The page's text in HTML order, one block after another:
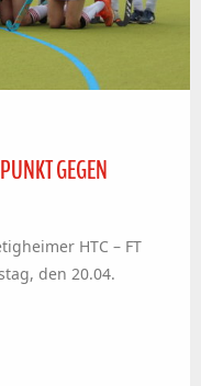
GEGEN
HTC – FT
den 20.04.